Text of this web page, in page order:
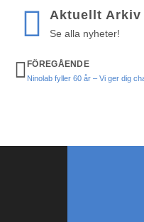
Aktuellt Arkiv
Se alla nyheter!
FÖREGÅENDE
Ninolab fyller 60 år – Vi ger dig